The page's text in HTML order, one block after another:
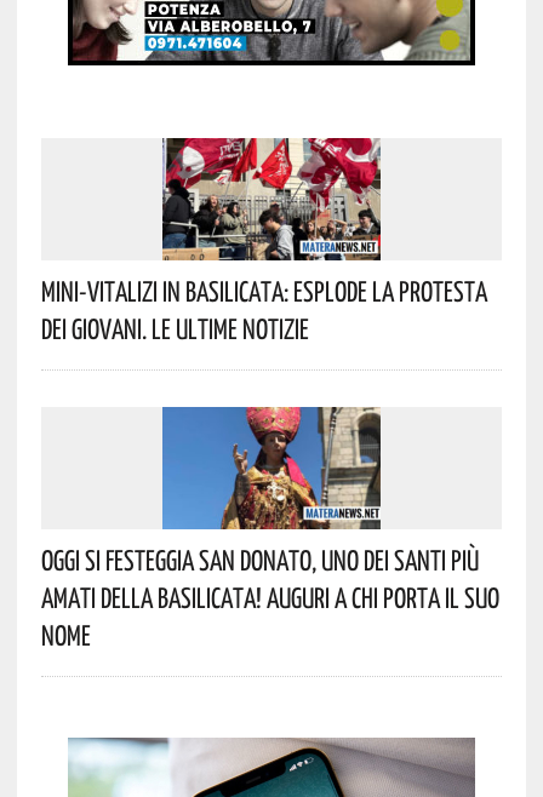
Mini-Vitalizi In Basilicata: Esplode La Protesta
Dei Giovani. Le Ultime Notizie
Oggi Si Festeggia San Donato, Uno Dei Santi Più
Amati Della Basilicata! Auguri A Chi Porta Il Suo
Nome